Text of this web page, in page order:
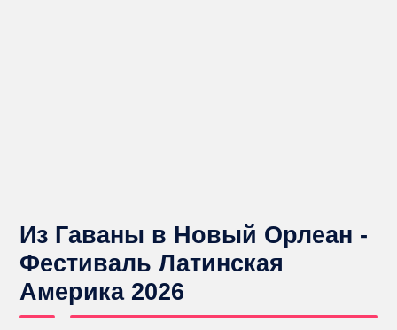
Из Гаваны в Новый Орлеан -
Фестиваль Латинская
Америка 2026